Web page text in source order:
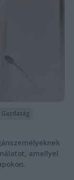
Gazdaság
amellyel